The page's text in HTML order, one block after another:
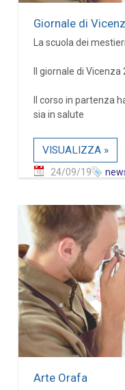
Giornale di
La scuola dei
Il giornale di
Il corso in partenza
sia in salute
VISUALIZZA »
24/09/19
Arte Orafa